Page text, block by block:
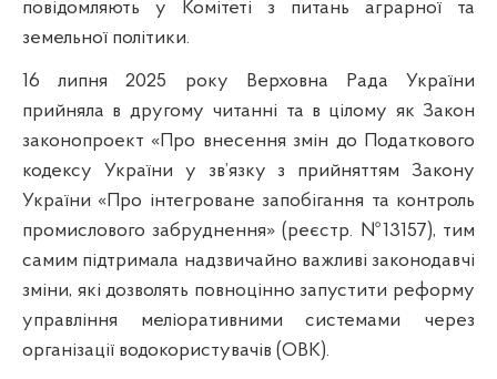
повідомляють у Комітеті з питань аграрної та
земельної політики.
16 липня 2025 року Верховна Рада України
прийняла в другому читанні та в цілому як Закон
законопроект «Про внесення змін до Податкового
кодексу України у зв’язку з прийняттям Закону
України «Про інтегроване запобігання та контроль
промислового забруднення» (реєстр. №13157), тим
самим підтримала надзвичайно важливі законодавчі
зміни, які дозволять повноцінно запустити реформу
управління меліоративними системами через
організації водокористувачів (ОВК).